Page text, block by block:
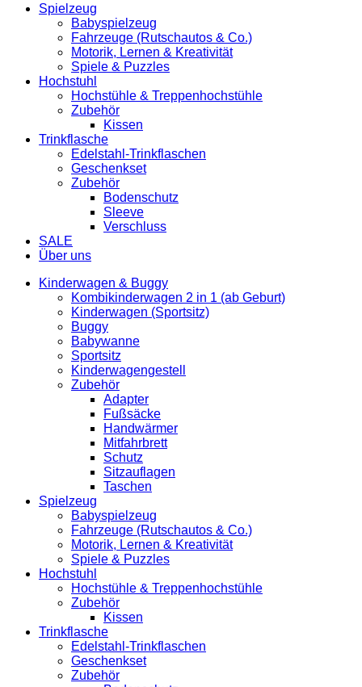
Spielzeug
Babyspielzeug
Fahrzeuge (Rutschautos & Co.)
Motorik, Lernen & Kreativität
Spiele & Puzzles
Hochstuhl
Hochstühle & Treppenhochstühle
Zubehör
Kissen
Trinkflasche
Edelstahl-Trinkflaschen
Geschenkset
Zubehör
Bodenschutz
Sleeve
Verschluss
SALE
Über uns
Kinderwagen & Buggy
Kombikinderwagen 2 in 1 (ab Geburt)
Kinderwagen (Sportsitz)
Buggy
Babywanne
Sportsitz
Kinderwagengestell
Zubehör
Adapter
Fußsäcke
Handwärmer
Mitfahrbrett
Schutz
Sitzauflagen
Taschen
Spielzeug
Babyspielzeug
Fahrzeuge (Rutschautos & Co.)
Motorik, Lernen & Kreativität
Spiele & Puzzles
Hochstuhl
Hochstühle & Treppenhochstühle
Zubehör
Kissen
Trinkflasche
Edelstahl-Trinkflaschen
Geschenkset
Zubehör